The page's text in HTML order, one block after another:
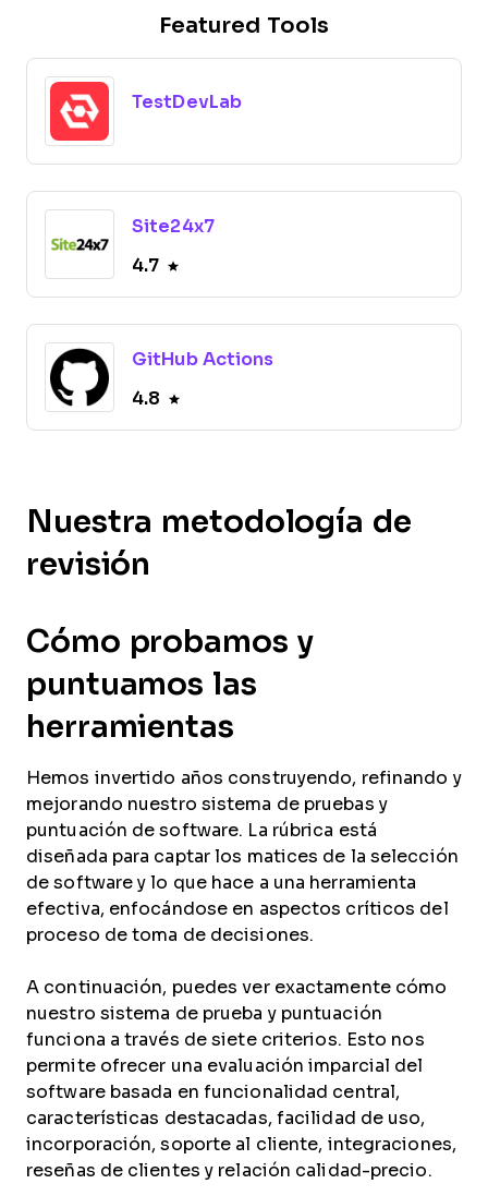
Featured Tools
TestDevLab
Site24x7
4.7
GitHub Actions
4.8
Nuestra metodología de
revisión
Cómo probamos y
puntuamos las
herramientas
Hemos invertido años construyendo, refinando y
mejorando nuestro sistema de pruebas y
puntuación de software. La rúbrica está
diseñada para captar los matices de la selección
de software y lo que hace a una herramienta
efectiva, enfocándose en aspectos críticos del
proceso de toma de decisiones.
A continuación, puedes ver exactamente cómo
nuestro sistema de prueba y puntuación
funciona a través de siete criterios. Esto nos
permite ofrecer una evaluación imparcial del
software basada en funcionalidad central,
características destacadas, facilidad de uso,
incorporación, soporte al cliente, integraciones,
reseñas de clientes y relación calidad-precio.